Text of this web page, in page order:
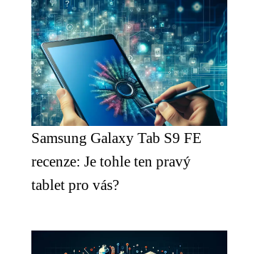
Samsung Galaxy Tab S9 FE
recenze: Je tohle ten pravý
tablet pro vás?